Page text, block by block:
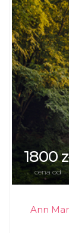
1800
cena od
Ann